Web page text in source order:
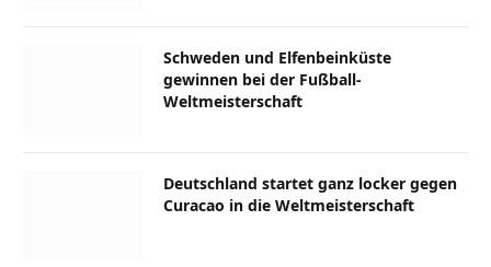
Schweden und Elfenbeinküste
gewinnen bei der Fußball-
Weltmeisterschaft
Deutschland startet ganz locker gegen
Curacao in die Weltmeisterschaft